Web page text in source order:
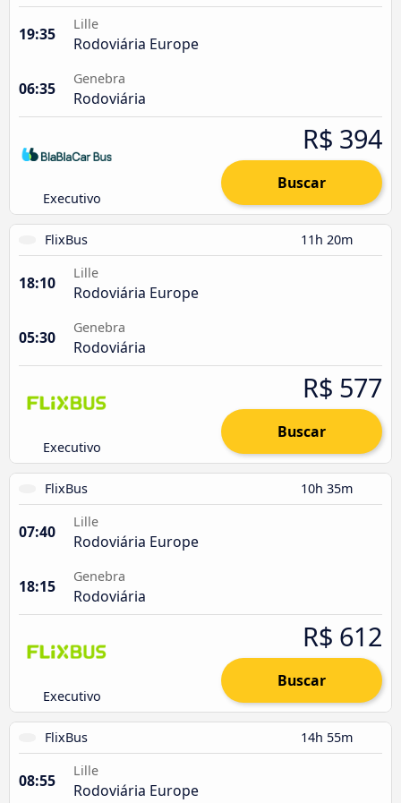
19:35
Lille
Rodoviária Europe
06:35
Genebra
Rodoviária
Executivo
R$ 394
Buscar
FlixBus 11h 20m
18:10
Lille
Rodoviária Europe
05:30
Genebra
Rodoviária
Executivo
R$ 577
Buscar
FlixBus 10h 35m
07:40
Lille
Rodoviária Europe
18:15
Genebra
Rodoviária
Executivo
R$ 612
Buscar
FlixBus 14h 55m
08:55
Lille
Rodoviária Europe